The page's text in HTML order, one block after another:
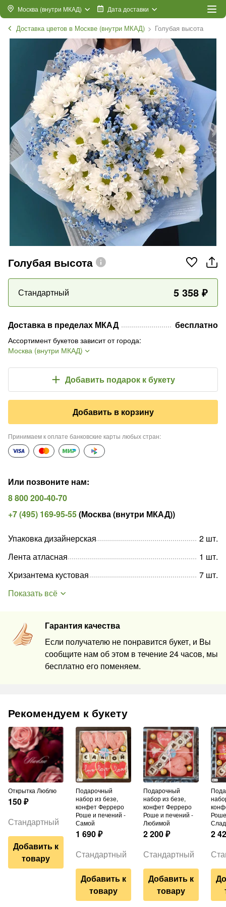
Москва (внутри МКАД) Дата доставки
Доставка цветов в Москве (внутри МКАД) Голубая высота
Голубая высота
Стандартный 5 358 ₽
Доставка в пределах МКАД бесплатно
Ассортимент букетов зависит от города:
Москва (внутри МКАД)
Добавить подарок к букету
Добавить в корзину
Принимаем к оплате банковские карты любых стран:
Или позвоните нам:
8 800 200-40-70
+7 (495) 169-95-55(Москва (внутри МКАД))
Гарантия качества
Если получателю не понравится букет, и Вы
сообщите нам об этом в течение 24 часов, мы
бесплатно его поменяем.
Упаковка дизайнерская 2 шт.
Лента атласная
1 шт.
Хризантема кустовая
7 шт.
Показать всё
Рекомендуем к букету
Открытка Люблю
150₽
Стандартный
Добавить к
товару
Подарочный
набор из безе,
конфет Ферреро
Роше и печений -
Самой
1 690₽
Стандартный
Добавить к
товару
Подарочный
набор из безе,
конфет Ферреро
Роше и печений -
Любимой
2 200₽
Стандартный
Добавить к
товару
Подарочный
2